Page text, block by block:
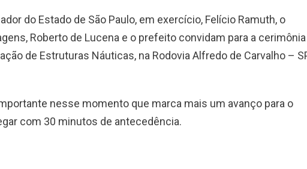
do Estado de São Paulo, em exercício, Felício Ramuth, o
Roberto de Lucena e o prefeito convidam para a cerimônia
de Estruturas Náuticas, na Rodovia Alfredo de Carvalho –
nesse momento que marca mais um avanço para o
com 30 minutos de antecedência.